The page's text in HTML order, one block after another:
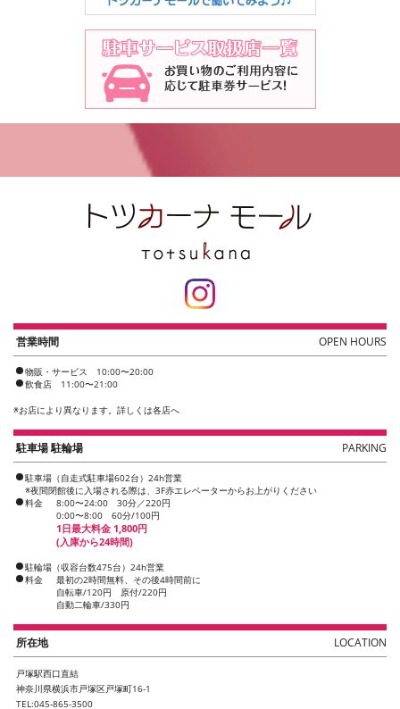
営業時間 OPEN HOURS
物販・サービス 10:00〜20:00
飲食店 11:00〜21:00
※お店により異なります。詳しくは各店へ
駐車場 駐輪場 PARKING
駐車場（自走式駐車場602台）24h営業
※夜間閉館後に入場される際は、3F赤エレベーターからお上がりください
料金
8:00〜24:00 30分／220円
0:00〜8:00 60分/100円
1日最大料金 1,800円
(入庫から24時間)
駐輪場（収容台数475台）24h営業
料金
最初の2時間無料、その後4時間前に
自転車/120円 原付/220円
自動二輪車/330円
所在地 LOCATION
戸塚駅西口直結
神奈川県横浜市戸塚区戸塚町16-1
TEL:045-865-3500